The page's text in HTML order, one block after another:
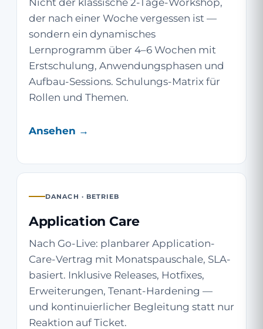
Nicht der klassische 2-Tage-Workshop,
der nach einer Woche vergessen ist —
sondern ein dynamisches
Lernprogramm über 4–6 Wochen mit
Erstschulung, Anwendungsphasen und
Aufbau-Sessions. Schulungs-Matrix für
Rollen und Themen.
Ansehen →
DANACH · BETRIEB
Application Care
Nach Go-Live: planbarer Application-
Care-Vertrag mit Monatspauschale, SLA-
basiert. Inklusive Releases, Hotfixes,
Erweiterungen, Tenant-Hardening —
und kontinuierlicher Begleitung statt nur
Reaktion auf Ticket.